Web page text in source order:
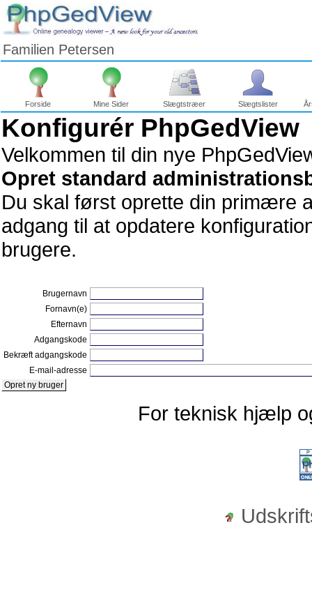
Familien Petersen
Forside Mine Sider Slægtstræer Slægtslister
Gå
til
indhold
Læsetips
Konfigurér PhpGedView
Velkommen til din nye
Opret standard
Du skal først oprette din primære
adgang til at opdatere
brugere.
Brugernavn
Fornavn(e)
Efternavn
Adgangskode
Bekræft adgangskode
E-mail-adresse
For teknisk hjælp